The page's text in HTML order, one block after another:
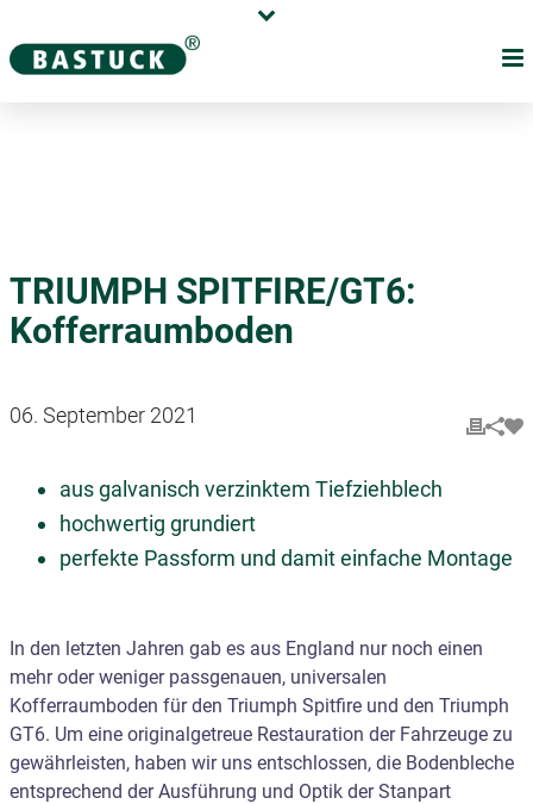
Händler
TRIUMPH SPITFIRE/GT6:
Kofferraumboden
06. September 2021
aus galvanisch verzinktem Tiefziehblech
hochwertig grundiert
perfekte Passform und damit einfache Montage
In den letzten Jahren gab es aus England nur noch einen
mehr oder weniger passgenauen, universalen
Kofferraumboden für den Triumph Spitfire und den Triumph
GT6. Um eine originalgetreue Restauration der Fahrzeuge zu
gewährleisten, haben wir uns entschlossen, die Bodenbleche
entsprechend der Ausführung und Optik der Stanpart